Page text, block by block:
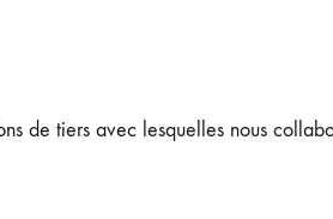
de tiers avec lesquelles nous